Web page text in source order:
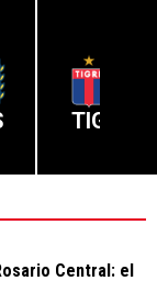
TIG
Central: el